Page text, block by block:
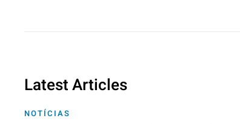
Latest Articles
NOTÍCIAS